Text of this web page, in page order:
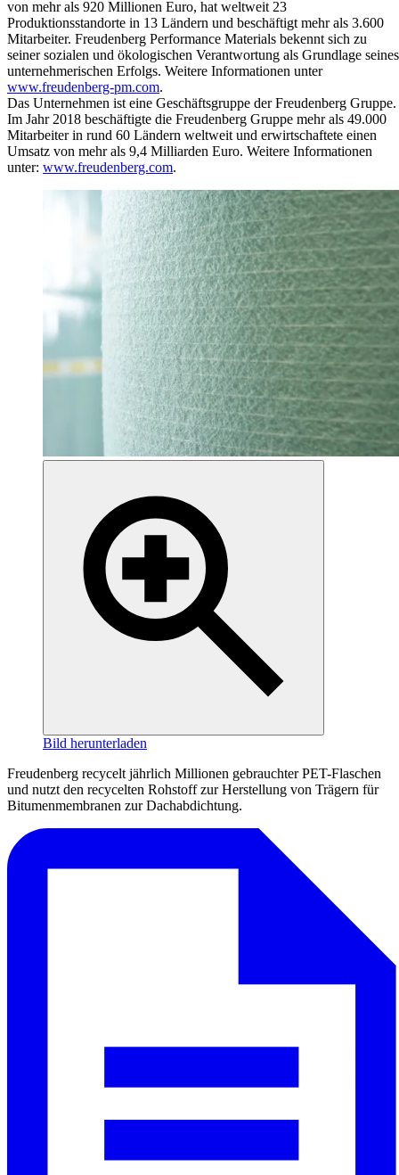
von mehr als 920 Millionen Euro, hat weltweit 23
Produktionsstandorte in 13 Ländern und beschäftigt mehr als 3.600
Mitarbeiter. Freudenberg Performance Materials bekennt sich zu
seiner sozialen und ökologischen Verantwortung als Grundlage seines
unternehmerischen Erfolgs. Weitere Informationen unter
www.freudenberg-pm.com.
Das Unternehmen ist eine Geschäftsgruppe der Freudenberg Gruppe.
Im Jahr 2018 beschäftigte die Freudenberg Gruppe mehr als 49.000
Mitarbeiter in rund 60 Ländern weltweit und erwirtschaftete einen
Umsatz von mehr als 9,4 Milliarden Euro. Weitere Informationen
unter: www.freudenberg.com.
Bild herunterladen
Freudenberg recycelt jährlich Millionen gebrauchter PET-Flaschen
und nutzt den recycelten Rohstoff zur Herstellung von Trägern für
Bitumenmembranen zur Dachabdichtung.